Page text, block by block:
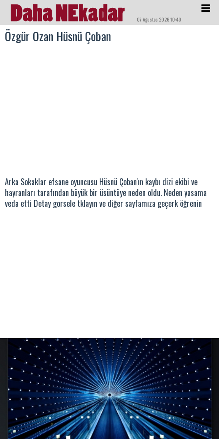
07 Ağustos 2026 10:40
Özgür Ozan Hüsnü Çoban
Arka Sokaklar efsane oyuncusu Hüsnü Çoban'ın kaybı dizi ekibi ve
hayranları tarafından büyük bir üsüntüye neden oldu. Neden yasama
veda etti Detay gorsele tklayın ve diğer sayfamıza geçerk öğrenin